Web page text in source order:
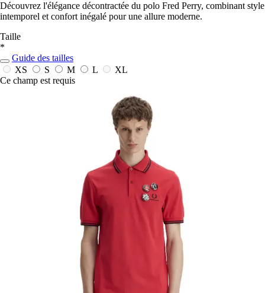
Découvrez l'élégance décontractée du polo Fred Perry, combinant style
intemporel et confort inégalé pour une allure moderne.
Taille
*
Guide des tailles
XS
S M L
XL
Ce champ est requis